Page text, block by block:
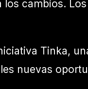
cambios.
Tinka,
nuevas